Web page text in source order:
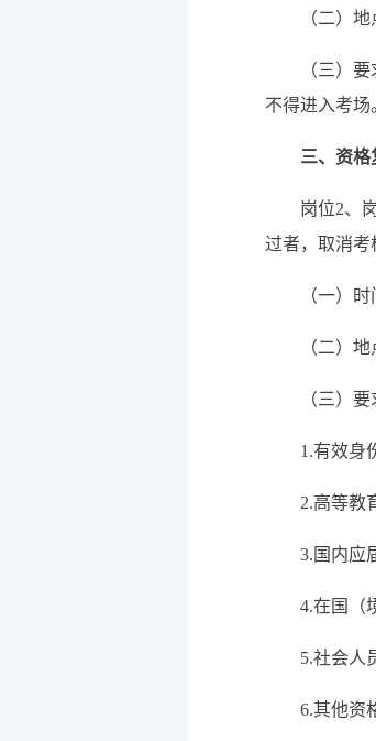
（二） 地
（三） 要
不得进入考场
三、 资格
岗位2、
过者，取消考
（一）
（二）
（三）
1.有效身
2.高等教
3.国内应
4.在国（
5.社会人
6.其他资